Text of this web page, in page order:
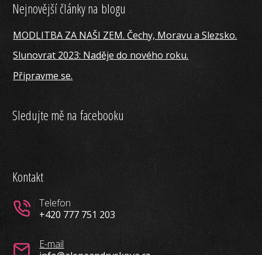
Nejnovější články na blogu
MODLITBA ZA NAŠI ZEM. Čechy, Moravu a Slezsko.
Slunovrat 2023: Naděje do nového roku.
Připravme se.
Sledujte mě na facebooku
Kontakt
Telefon
+420 777 751 203
E-mail